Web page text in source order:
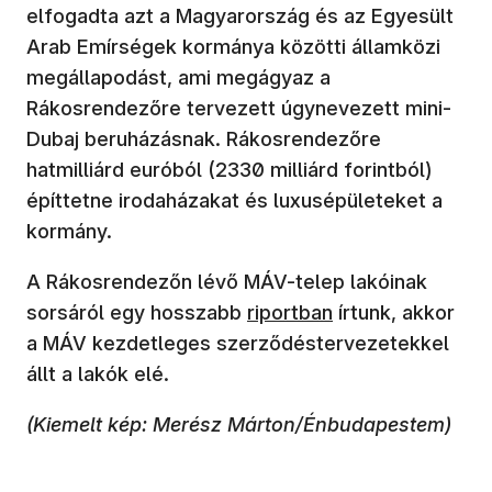
elfogadta azt a Magyarország és az Egyesült
Arab Emírségek kormánya közötti államközi
megállapodást, ami megágyaz a
Rákosrendezőre tervezett úgynevezett mini-
Dubaj beruházásnak. Rákosrendezőre
hatmilliárd euróból (2330 milliárd forintból)
építtetne irodaházakat és luxusépületeket a
kormány.
A Rákosrendezőn lévő MÁV-telep lakóinak
sorsáról egy hosszabb riportban írtunk, akkor
a MÁV kezdetleges szerződéstervezetekkel
állt a lakók elé.
(Kiemelt kép: Merész Márton/Énbudapestem)